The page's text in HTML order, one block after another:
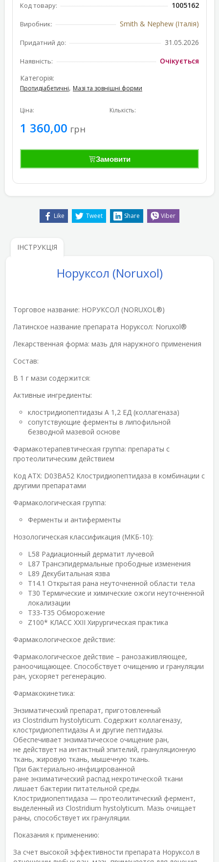
Код товару: 1005162
Виробник: Smith & Nephew (Італія)
Придатний до: 31.05.2026
Наявність:
Очікується
Категорія:
Протидіабетичні, Мазі та зовнішні форми
Ціна:
1 360,00 грн
Кількість:
Замовити
Like Tweet Share Viber
ІНСТРУКЦІЯ
Норуксол (Noruxol)
Торговое название: НОРУКСОЛ (NORUXOL®)
Латинское название препарата Норуксол: Noruxol®
Лекарственная форма: мазь для наружного применения
Состав:
В 1 г мази содержится:
Активные ингредиенты:
клостридиопептидазы A 1,2 ЕД (коллагеназа)
сопутствующие ферменты в липофильной
безводной мазевой основе
Фармакотерапевтическая группа: препараты с
протеолитическим действием
Код АТХ: D03BA52 Клостридиопептидаза в комбинации с
другими препаратами
Фармакологическая группа:
Ферменты и антиферменты
Нозологическая классификация (МКБ-10):
L58 Радиационный дерматит лучевой
L87 Трансэпидермальные прободные изменения
L89 Декубитальная язва
T14.1 Открытая рана неуточненной области тела
T30 Термические и химические ожоги неуточненной
локализации
T33-T35 Обморожение
Z100* КЛАСС XXII Хирургическая практика
Фармакологическое действие:
Фармакологическое действие – ранозаживляющее,
раноочищающее. Cпособствует очищению и грануляции
ран, ускоряет регенерацию.
Фармакокинетика:
Энзиматический препарат, приготовленный
из Clostridium hystolyticum. Содержит коллагеназу,
клостридиопептидазы А и другие пептидазы.
Обеспечивает энзиматическое очищение ран,
не действует на интактный эпителий, грануляционную
ткань, жировую ткань, мышечную ткань.
При бактериально-инфицированной
ране энзиматический распад некротической ткани
лишает бактерии питательной среды.
Клостридиопептидаза — протеолитический фермент,
выделенный из Clostridium hystolyticum. Мазь очищает
раны, способствует их грануляции.
Показания к применению:
За счет высокой эффективности препарата Норуксол в